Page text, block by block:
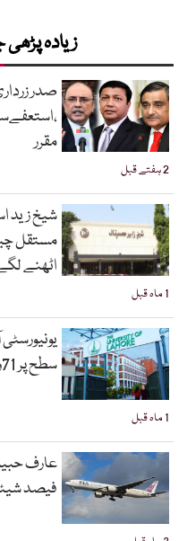
زیادہ
2 ہفتے قبل
صدر
مقرر
1 ماہ قبل
شیخ زید
مستقل
اٹھنے
1 ماہ قبل
سطح پر 71ویں نمبر پر، نئی تاریخ رقم
فیصد